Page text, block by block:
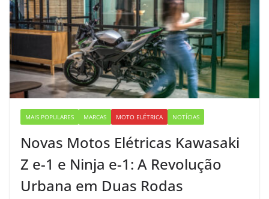
MAIS POPULARES MARCAS MOTO ELÉTRICA NOTÍCIAS
Novas Motos Elétricas Kawasaki
Z e-1 e Ninja e-1: A Revolução
Urbana em Duas Rodas